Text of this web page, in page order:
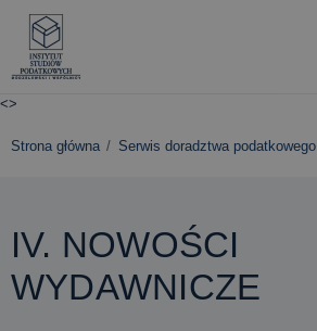
<>
Strona główna Serwis doradztwa podatkowego
IV. NOWOŚCI
WYDAWNICZE